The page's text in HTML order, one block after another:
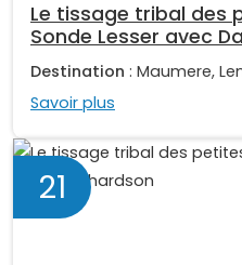
Le tissage tribal des
Sonde Lesser avec
Destination : Maumere,
Savoir plus
21